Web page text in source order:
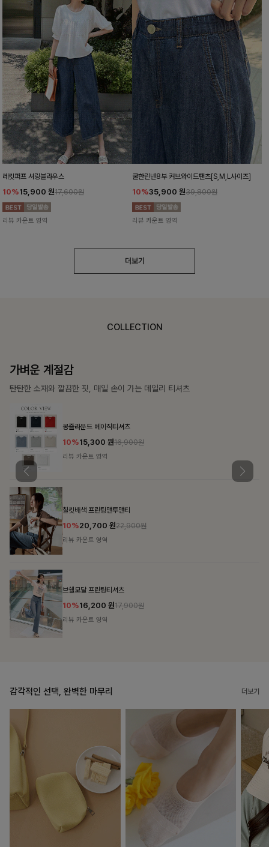
레킷퍼프 셔링블라우스
10%15,900 원17,600원
리뷰 카운트 영역
쿨한린넨8부 커브와이드팬츠[S,M,L사이즈]
10%35,900 원39,800원
리뷰 카운트 영역
더보기
COLLECTION
가장 쉬운 코디
특별한 날부터 일상까지 함께하는 룩
감각적인 선택, 완벽한 마무리 더보기